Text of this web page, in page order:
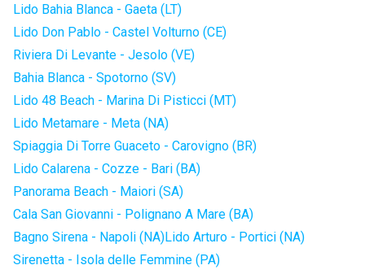
Lido Bahia Blanca - Gaeta (LT)
Lido Don Pablo - Castel Volturno (CE)
Riviera Di Levante - Jesolo (VE)
Bahia Blanca - Spotorno (SV)
Lido 48 Beach - Marina Di Pisticci (MT)
Lido Metamare - Meta (NA)
Spiaggia Di Torre Guaceto - Carovigno (BR)
Lido Calarena - Cozze - Bari (BA)
Panorama Beach - Maiori (SA)
Cala San Giovanni - Polignano A Mare (BA)
Bagno Sirena - Napoli (NA)Lido Arturo - Portici (NA)
Sirenetta - Isola delle Femmine (PA)